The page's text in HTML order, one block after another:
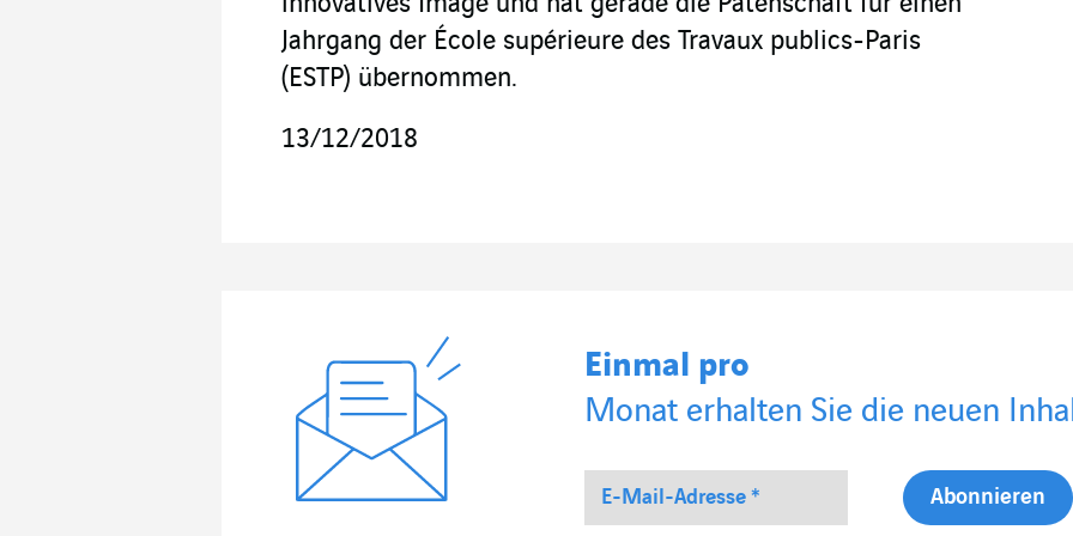
Jahrgang der École supérieure des Travaux publics-Paris
(ESTP) übernommen.
13/12/2018
Einmal pro
Monat erhalten Sie die neuen